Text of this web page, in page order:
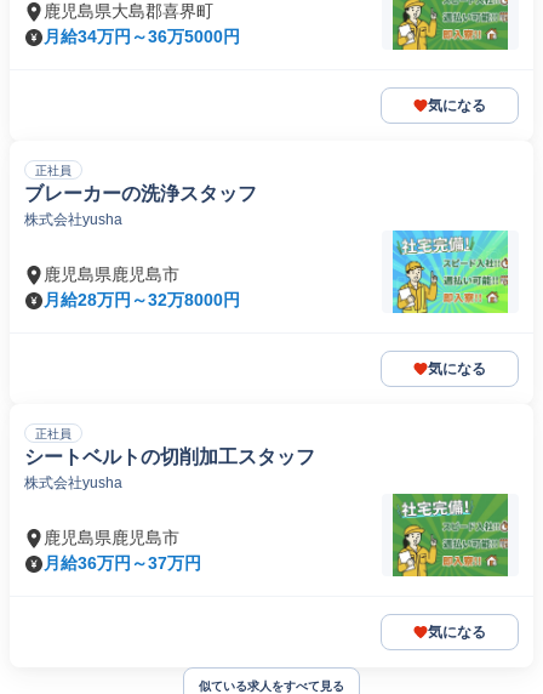
鹿児島県大島郡喜界町
月給34万円～36万5000円
気になる
正社員
ブレーカーの洗浄スタッフ
株式会社yusha
鹿児島県鹿児島市
月給28万円～32万8000円
気になる
正社員
シートベルトの切削加工スタッフ
株式会社yusha
鹿児島県鹿児島市
月給36万円～37万円
気になる
似ている求人をすべて見る